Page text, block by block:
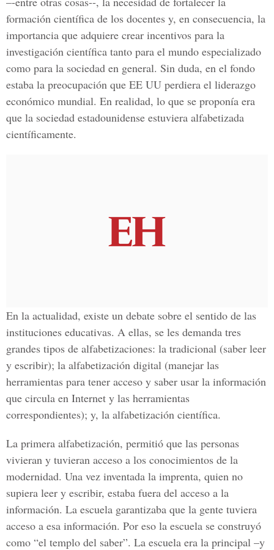
formación científica de los docentes y, en consecuencia, la
importancia que adquiere crear incentivos para la
investigación científica tanto para el mundo especializado
como para la sociedad en general. Sin duda, en el fondo
estaba la preocupación que EE UU perdiera el liderazgo
económico mundial. En realidad, lo que se proponía era
que la sociedad estadounidense estuviera alfabetizada
científicamente.
En la actualidad, existe un debate sobre el sentido de las
instituciones educativas. A ellas, se les demanda tres
grandes tipos de alfabetizaciones: la tradicional (saber leer
y escribir); la alfabetización digital (manejar las
herramientas para tener acceso y saber usar la información
que circula en Internet y las herramientas
correspondientes); y, la alfabetización científica.
La primera alfabetización, permitió que las personas
vivieran y tuvieran acceso a los conocimientos de la
modernidad. Una vez inventada la imprenta, quien no
supiera leer y escribir, estaba fuera del acceso a la
información. La escuela garantizaba que la gente tuviera
acceso a esa información. Por eso la escuela se construyó
como “el templo del saber”. La escuela era la principal –y